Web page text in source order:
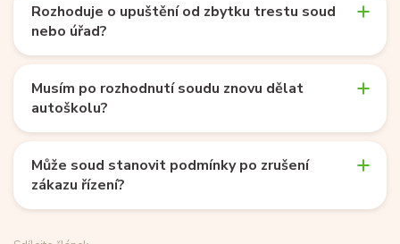
Rozhoduje o upuštění od zbytku trestu soud
nebo úřad?
Musím po rozhodnutí soudu znovu dělat
autoškolu?
Může soud stanovit podmínky po zrušení
zákazu řízení?